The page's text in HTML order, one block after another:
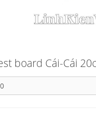
board Cái-Cái